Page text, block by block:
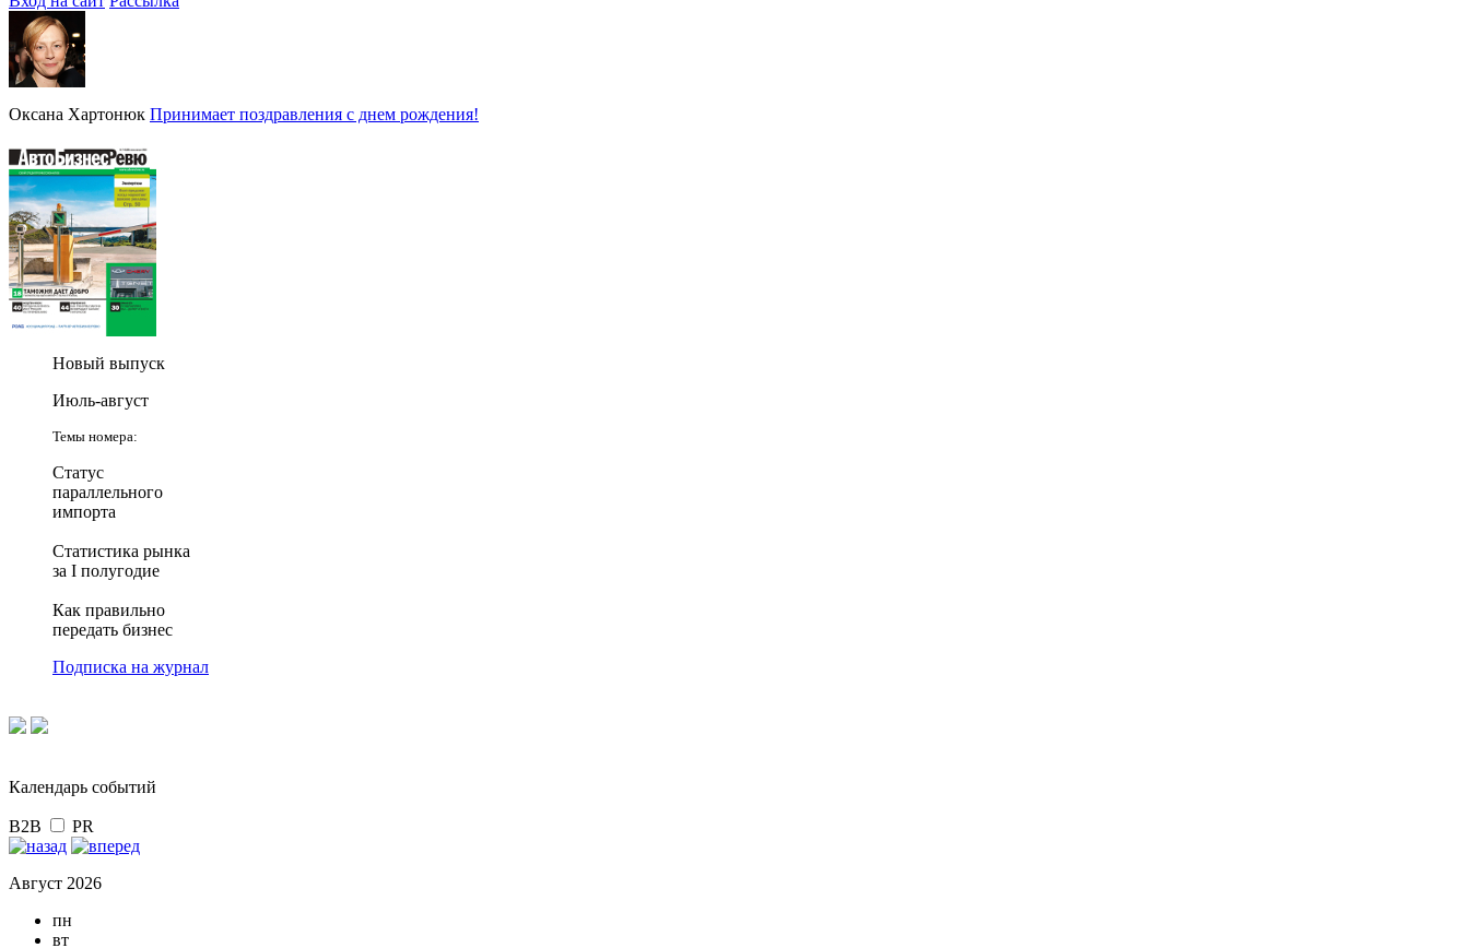
Оксана Хартонюк Принимает поздравления с днем рождения!
Новый выпуск
Июль-август
Темы номера:
Статус
параллельного
импорта
Статистика рынка
за I полугодие
Как правильно
передать бизнес
Подписка на журнал
Календарь событий
B2B PR
Август 2026
пн
вт